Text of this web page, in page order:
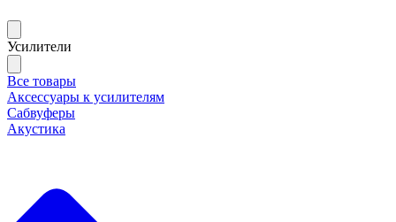
Усилители
Все товары
Аксессуары к усилителям
Сабвуферы
Акустика